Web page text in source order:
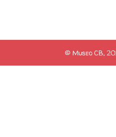
© Museo CB,